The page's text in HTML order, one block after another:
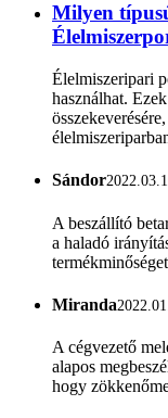
Milyen
Élelmiszeripari
használhat.
Sándor
A beszállító
a haladó
Miranda
A cégvezető
alapos
hogy